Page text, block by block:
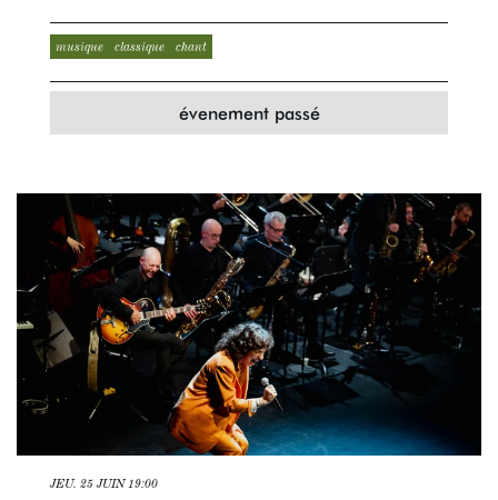
musique classique chant
évenement passé
JEU. 25 JUIN 19:00